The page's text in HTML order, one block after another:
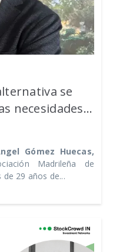
se
necesidades...
Gómez Huecas,
Madrileña de
29 años de...